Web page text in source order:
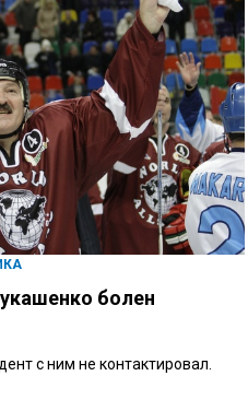
болен
с ним не контактировал.